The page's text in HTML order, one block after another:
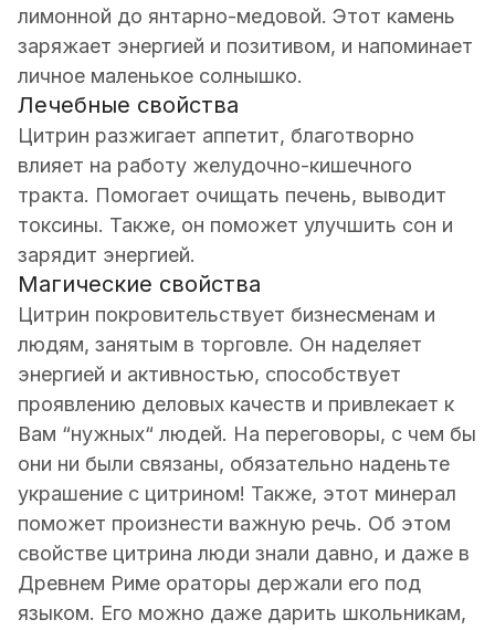
лимонной до янтарно-медовой. Этот камень
заряжает энергией и позитивом, и напоминает
личное маленькое солнышко.
Лечебные свойства
Цитрин разжигает аппетит, благотворно
влияет на работу желудочно-кишечного
тракта. Помогает очищать печень, выводит
токсины. Также, он поможет улучшить сон и
зарядит энергией.
Магические свойства
Цитрин покровительствует бизнесменам и
людям, занятым в торговле. Он наделяет
энергией и активностью, способствует
проявлению деловых качеств и привлекает к
Вам “нужных“ людей. На переговоры, с чем бы
они ни были связаны, обязательно наденьте
украшение с цитрином! Также, этот минерал
поможет произнести важную речь. Об этом
свойстве цитрина люди знали давно, и даже в
Древнем Риме ораторы держали его под
языком. Его можно даже дарить школьникам,